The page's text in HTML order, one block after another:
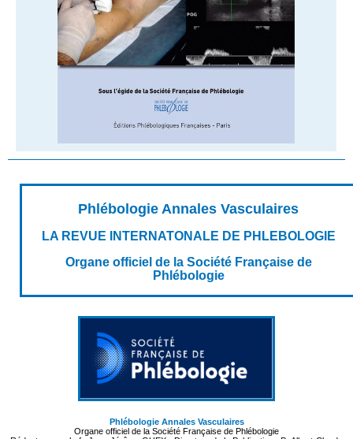
Phlébologie Annales Vasculaires
LA REVUE INTERNATONALE DE PHLEBOLOGIE
Organe officiel de la Société Française de
Phlébologie
Phlébologie Annales Vasculaires
Organe officiel de la Société Française de Phlébologie